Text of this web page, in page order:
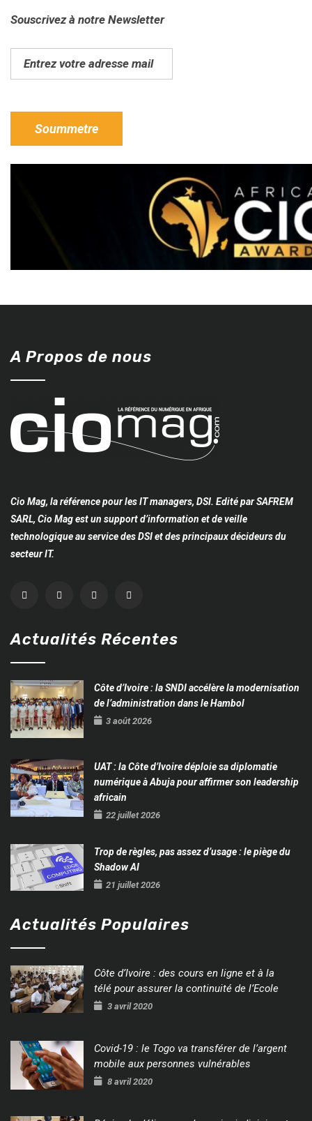
Souscrivez à notre Newsletter
A Propos de nous
Cio Mag, la référence pour les IT managers, DSI. Edité par SAFREM
SARL, Cio Mag est un support d’information et de veille
technologique au service des DSI et des principaux décideurs du
secteur IT.
Actualités Récentes
Côte d’Ivoire : la SNDI accélère la modernisation
de l’administration dans le Hambol
3 août 2026
UAT : la Côte d’Ivoire déploie sa diplomatie
numérique à Abuja pour affirmer son leadership
africain
22 juillet 2026
Trop de règles, pas assez d’usage : le piège du
Shadow AI
21 juillet 2026
Actualités Populaires
Côte d’Ivoire : des cours en ligne et à la
télé pour assurer la continuité de l’Ecole
3 avril 2020
Covid-19 : le Togo va transférer de l’argent
mobile aux personnes vulnérables
8 avril 2020